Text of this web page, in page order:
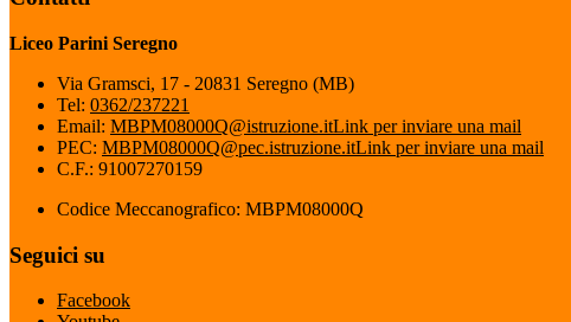
Liceo Parini Seregno
Via Gramsci, 17 - 20831 Seregno (MB)
Tel: 0362/237221
Email: MBPM08000Q@istruzione.itLink per inviare una mail
PEC: MBPM08000Q@pec.istruzione.itLink per inviare una mail
C.F.: 91007270159
Codice Meccanografico: MBPM08000Q
Seguici su
Facebook